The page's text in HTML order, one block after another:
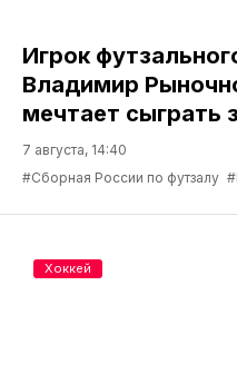
Игрок
Владимир
мечтает сыграть
7 августа, 14:40
#Сборная России по футзалу
Хоккей